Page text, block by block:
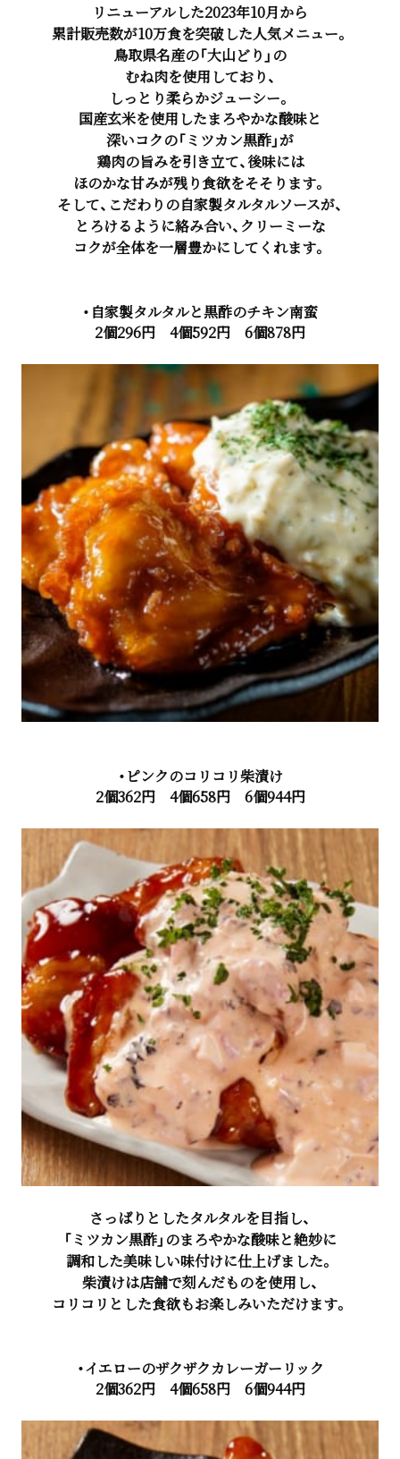
リニューアルした2023年10月から
累計販売数が10万食を突破した人気メニュー。
鳥取県名産の「大山どり」の
むね肉を使用しており、
しっとり柔らかジューシー。
国産玄米を使用したまろやかな酸味と
深いコクの「ミツカン黒酢」が
鶏肉の旨みを引き立て、後味には
ほのかな甘みが残り食欲をそそります。
そして、こだわりの自家製タルタルソースが、
とろけるように絡み合い、クリーミーな
コクが全体を一層豊かにしてくれます。
・自家製タルタルと黒酢のチキン南蛮
2個296円 4個592円 6個878円
・ピンクのコリコリ柴漬け
2個362円 4個658円 6個944円
さっぱりとしたタルタルを目指し、
「ミツカン黒酢」のまろやかな酸味と絶妙に
調和した美味しい味付けに仕上げました。
柴漬けは店舗で刻んだものを使用し、
コリコリとした食欲もお楽しみいただけます。
・イエローのザクザクカレーガーリック
2個362円 4個658円 6個944円